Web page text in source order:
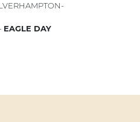
EAGLE DAY